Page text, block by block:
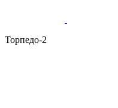
Торпедо-2